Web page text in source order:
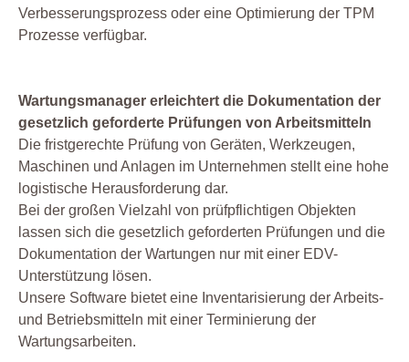
Verbesserungsprozess oder eine Optimierung der TPM
Prozesse verfügbar.
Wartungsmanager erleichtert die Dokumentation der
gesetzlich geforderte Prüfungen von Arbeitsmitteln
Die fristgerechte Prüfung von Geräten, Werkzeugen,
Maschinen und Anlagen im Unternehmen stellt eine hohe
logistische Herausforderung dar.
Bei der großen Vielzahl von prüfpflichtigen Objekten
lassen sich die gesetzlich geforderten Prüfungen und die
Dokumentation der Wartungen nur mit einer EDV-
Unterstützung lösen.
Unsere Software bietet eine Inventarisierung der Arbeits-
und Betriebsmitteln mit einer Terminierung der
Wartungsarbeiten.